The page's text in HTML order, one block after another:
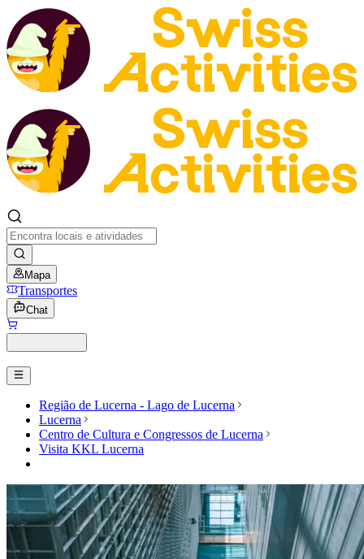
Mapa
Transportes
Chat
Região de Lucerna - Lago de Lucerna
Lucerna
Centro de Cultura e Congressos de Lucerna
Visita KKL Lucerna